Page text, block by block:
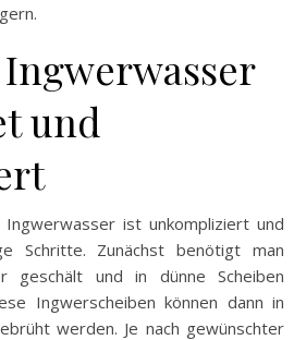
und
ist unkompliziert und
Schritte. Zunächst benötigt man
geschält und in dünne Scheiben
Ingwerscheiben können dann in
werden. Je nach gewünschter